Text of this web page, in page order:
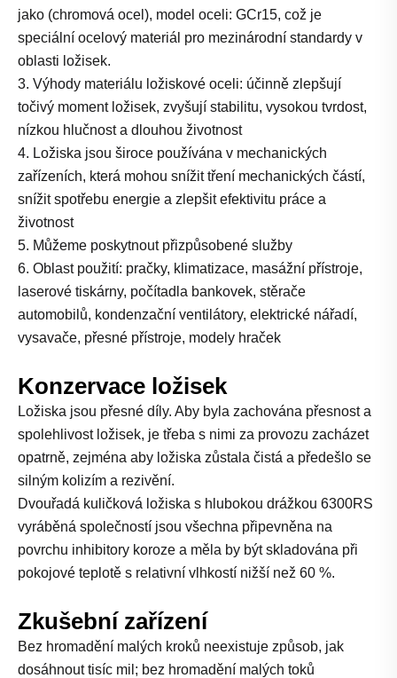
jako (chromová ocel), model oceli: GCr15, což je
speciální ocelový materiál pro mezinárodní standardy v
oblasti ložisek.
3. Výhody materiálu ložiskové oceli: účinně zlepšují
točivý moment ložisek, zvyšují stabilitu, vysokou tvrdost,
nízkou hlučnost a dlouhou životnost
4. Ložiska jsou široce používána v mechanických
zařízeních, která mohou snížit tření mechanických částí,
snížit spotřebu energie a zlepšit efektivitu práce a
životnost
5. Můžeme poskytnout přizpůsobené služby
6. Oblast použití: pračky, klimatizace, masážní přístroje,
laserové tiskárny, počítadla bankovek, stěrače
automobilů, kondenzační ventilátory, elektrické nářadí,
vysavače, přesné přístroje, modely hraček
Konzervace ložisek
Ložiska jsou přesné díly. Aby byla zachována přesnost a
spolehlivost ložisek, je třeba s nimi za provozu zacházet
opatrně, zejména aby ložiska zůstala čistá a předešlo se
silným kolizím a rezivění.
Dvouřadá kuličková ložiska s hlubokou drážkou 6300RS
vyráběná společností jsou všechna připevněna na
povrchu inhibitory koroze a měla by být skladována při
pokojové teplotě s relativní vlhkostí nižší než 60 %.
Zkušební zařízení
Bez hromadění malých kroků neexistuje způsob, jak
dosáhnout tisíc mil; bez hromadění malých toků